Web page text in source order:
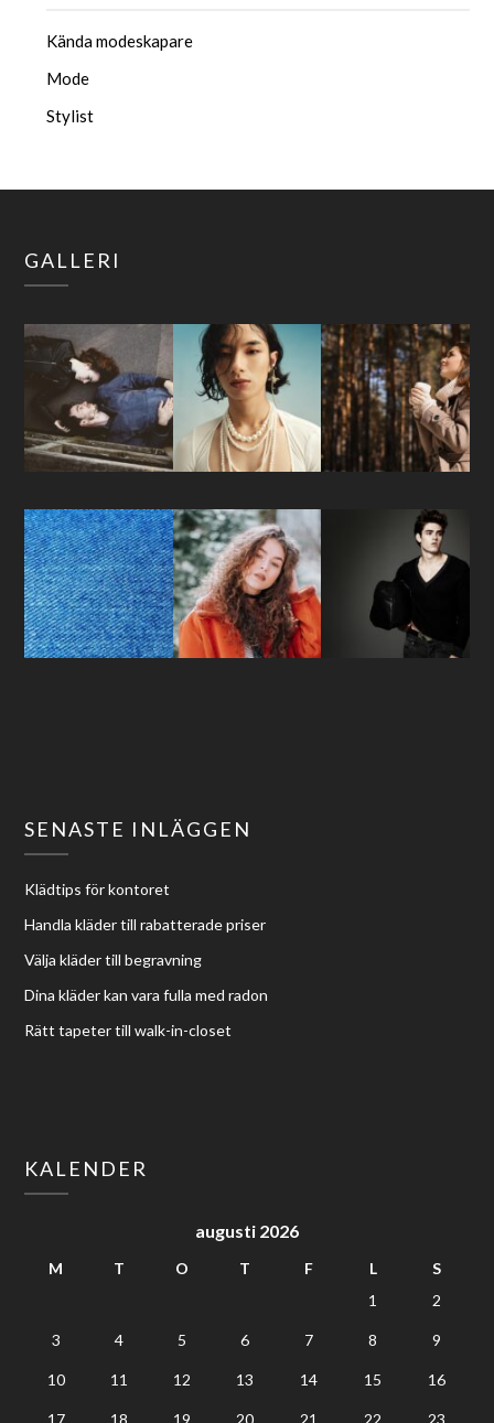
Kända modeskapare
Mode
Stylist
GALLERI
SENASTE INLÄGGEN
Klädtips för kontoret
Handla kläder till rabatterade priser
Välja kläder till begravning
Dina kläder kan vara fulla med radon
Rätt tapeter till walk-in-closet
KALENDER
augusti 2026
M T O T F L
S
1
2
3 4 5 6 7 8 9
10 11 12 13 14 15 16
17 18 19 20 21 22 23